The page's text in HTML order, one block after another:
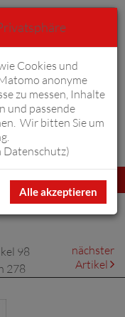
0
98
278
nächster
Artikel
Cookies und
anonyme
zu messen, Inhalte
und passende
Wir bitten Sie um
)
Alle akzeptieren